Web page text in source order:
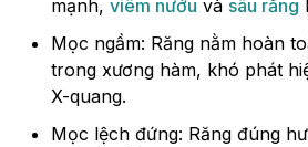
mạnh, viêm nướu và sâu răng
Mọc ngầm: Răng nằm hoàn
trong xương hàm, khó phát
X-quang.
Mọc lệch đứng: Răng đúng